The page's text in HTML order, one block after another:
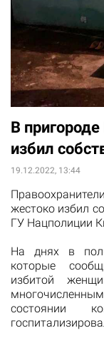
В
избил
19.12.2022, 13:44
жестоко избил
ГУ Нацполиции
На днях в
которые
избитой
состоянии